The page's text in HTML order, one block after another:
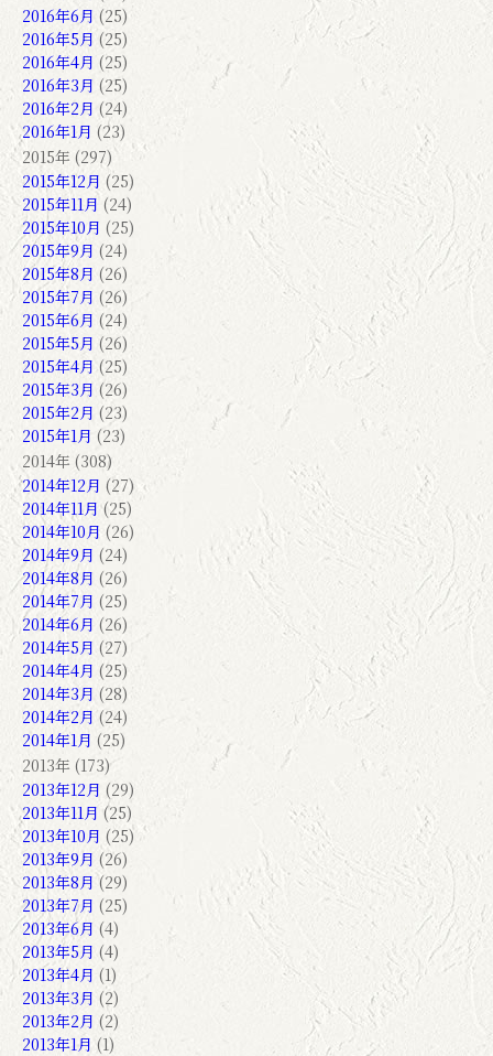
2016年6月 (25)
2016年5月 (25)
2016年4月 (25)
2016年3月 (25)
2016年2月 (24)
2016年1月 (23)
2015年 (297)
2015年12月 (25)
2015年11月 (24)
2015年10月 (25)
2015年9月 (24)
2015年8月 (26)
2015年7月 (26)
2015年6月 (24)
2015年5月 (26)
2015年4月 (25)
2015年3月 (26)
2015年2月 (23)
2015年1月 (23)
2014年 (308)
2014年12月 (27)
2014年11月 (25)
2014年10月 (26)
2014年9月 (24)
2014年8月 (26)
2014年7月 (25)
2014年6月 (26)
2014年5月 (27)
2014年4月 (25)
2014年3月 (28)
2014年2月 (24)
2014年1月 (25)
2013年 (173)
2013年12月 (29)
2013年11月 (25)
2013年10月 (25)
2013年9月 (26)
2013年8月 (29)
2013年7月 (25)
2013年6月 (4)
2013年5月 (4)
2013年4月 (1)
2013年3月 (2)
2013年2月 (2)
2013年1月 (1)